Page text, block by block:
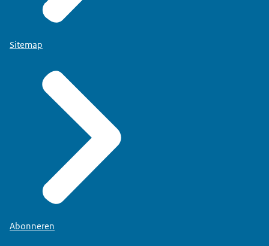
Sitemap
Abonneren